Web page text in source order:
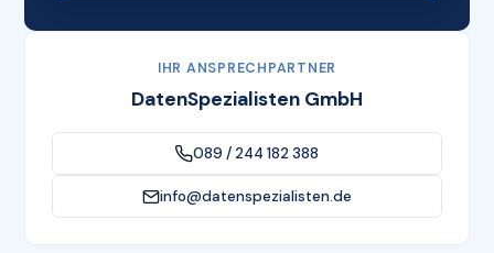
IHR ANSPRECHPARTNER
DatenSpezialisten GmbH
089 / 244 182 388
info@datenspezialisten.de